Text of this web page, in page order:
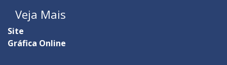
Veja Mais
Site
Gráfica Online